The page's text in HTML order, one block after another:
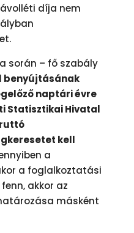
díja nem
során – fő szabály
benyújtásának
naptári évre
Statisztikai Hivatal
kell
a
a foglalkoztatási
akkor az
másként